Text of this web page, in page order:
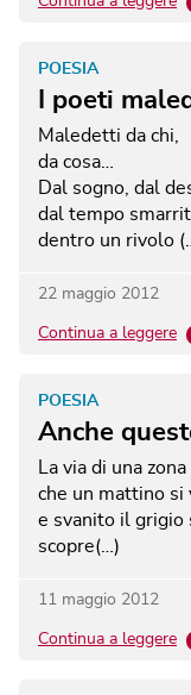
I poeti
POESIA
Maledetti da chi,
da cosa…
Dal sogno, dal
dal tempo
dentro un rivolo
22 maggio 2012
Continua a leggere
Anche
POESIA
La via di una
che un mattino si
e svanito il grigio
scopre(…)
11 maggio 2012
Continua a leggere